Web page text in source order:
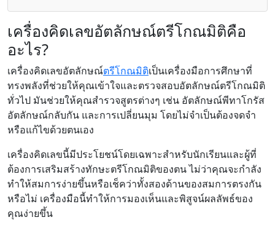
เครื่องคิดเลขอัตลักษณ์ตรีโกณมิติคือ
อะไร?
เครื่องคิดเลขอัตลักษณ์ตรีโกณมิติเป็นเครื่องมือการศึกษาที่
ทรงพลังที่ช่วยให้คุณเข้าใจและตรวจสอบอัตลักษณ์ตรีโกณมิติ
ทั่วไป มันช่วยให้คุณสำรวจสูตรต่างๆ เช่น อัตลักษณ์พีทาโกรัส
อัตลักษณ์กลับกัน และการเปลี่ยนมุม โดยไม่จำเป็นต้องจดจำ
หรือแก้ไขด้วยตนเอง
เครื่องคิดเลขนี้มีประโยชน์โดยเฉพาะสำหรับนักเรียนและผู้ที่
ต้องการเสริมสร้างทักษะตรีโกณมิติของตน ไม่ว่าคุณจะกำลัง
ทำให้สมการง่ายขึ้นหรือเช็คว่าทั้งสองด้านของสมการตรงกัน
หรือไม่ เครื่องมือนี้ทำให้การมองเห็นและพิสูจน์ผลลัพธ์ของ
คุณง่ายขึ้น